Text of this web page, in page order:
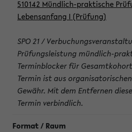
510142 Mündlich-praktische
Lebensanfang I (Prüfung)
SPO 21 /
Prüfungsleistung mündlich-
Terminblocker für
Termin ist aus
Gewähr. Mit dem Entfernen
Termin verbindlich.